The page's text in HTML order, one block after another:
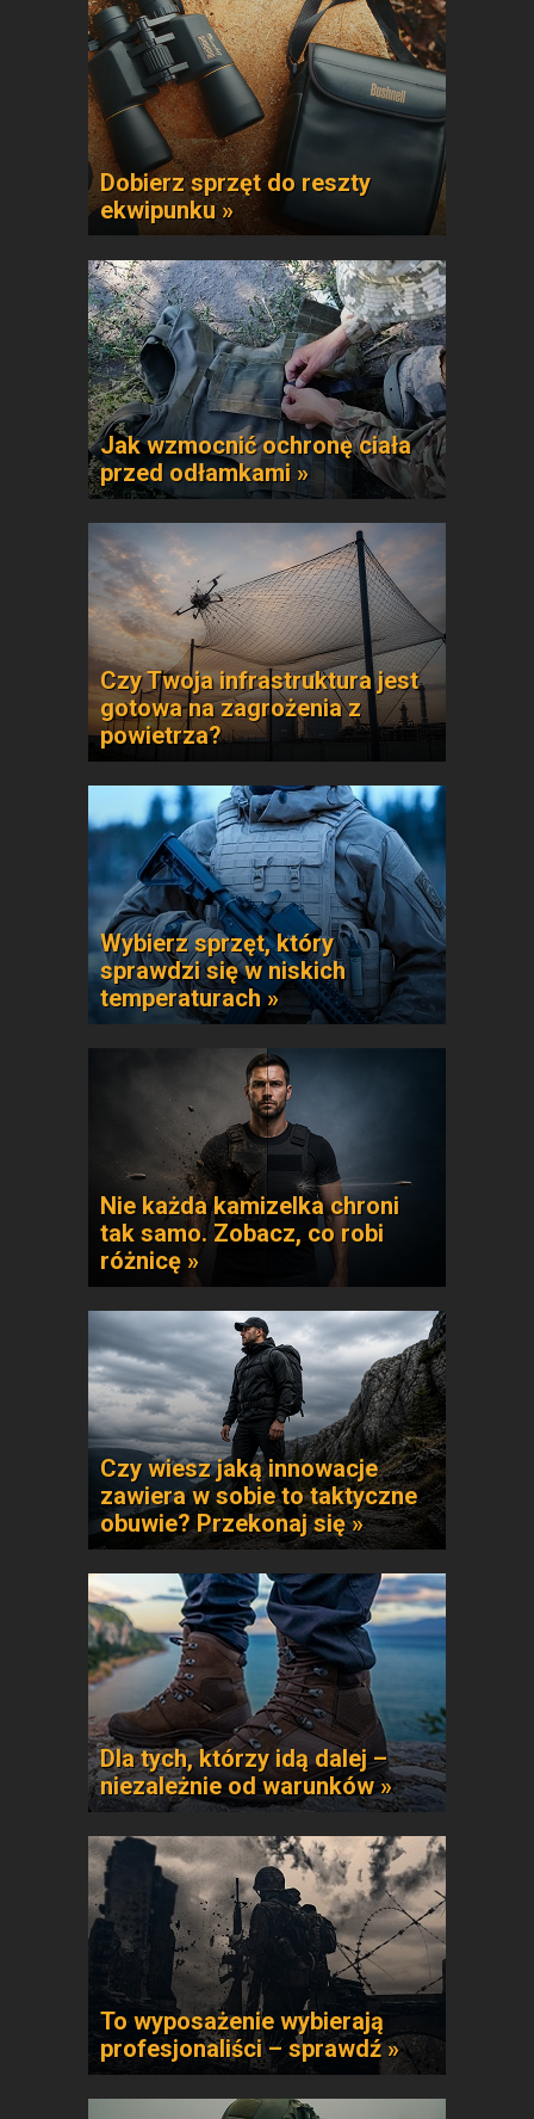
Dobierz sprzęt do reszty
ekwipunku »
Jak wzmocnić ochronę ciała
przed odłamkami »
Czy Twoja infrastruktura jest
gotowa na zagrożenia z
powietrza?
Wybierz sprzęt, który
sprawdzi się w niskich
temperaturach »
Nie każda kamizelka chroni
tak samo. Zobacz, co robi
różnicę »
Czy wiesz jaką innowacje
zawiera w sobie to taktyczne
obuwie? Przekonaj się »
Dla tych, którzy idą dalej –
niezależnie od warunków »
To wyposażenie wybierają
profesjonaliści – sprawdź »